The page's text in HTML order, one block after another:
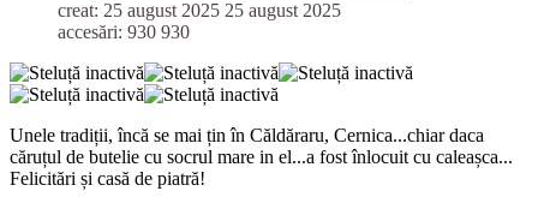
creat: 25 august 2025 25 august 2025
accesări: 930 930
Unele tradiții, încă se mai țin în Căldăraru, Cernica...chiardaca
căruțul de butelie cu socrul mare in el...a fost înlocuit cu caleașca...
Felicitări și casă de piatră!